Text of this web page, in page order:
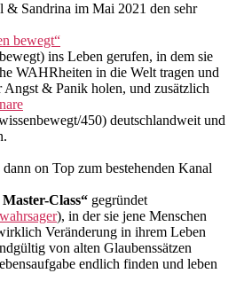
& Sandrina im Mai 2021 den sehr
bewegt“
ins Leben gerufen, in dem sie
WAHRheiten in die Welt tragen und
Angst & Panik holen, und zusätzlich
450) deutschlandweit und
on Top zum bestehenden Kanal
Class“ gegründet
), in der sie jene Menschen
Veränderung in ihrem Leben
von alten Glaubenssätzen
endlich finden und leben